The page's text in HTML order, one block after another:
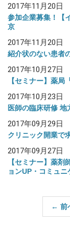
2017年11月20日
参加企業募集！【
京
2017年11月20日
紹介状のない患者
2017年10月27日
【セミナー】薬
2017年10月23日
医師の臨床研修 地
2017年09月29日
クリニック開業で
2017年09月27日
【セミナー】薬
ョンUP・コミュ
← 前